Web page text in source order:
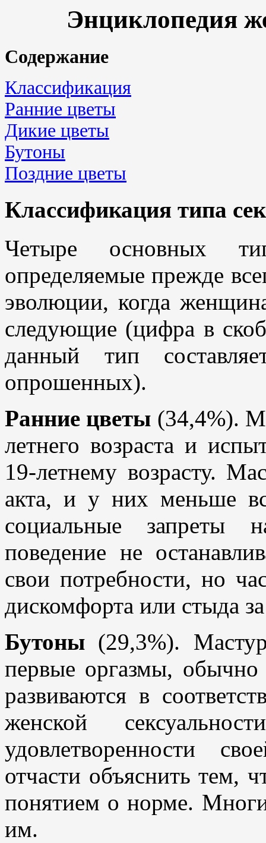
Энциклопедия
Содержание
Классификация
Ранние цветы
Дикие цветы
Бутоны
Поздние цветы
Классификация типа
Четыре основных
определяемые прежде
эволюции, когда
следующие (цифра в
данный тип
опрошенных).
Ранние цветы (34,4%).
летнего возраста и
19-летнему возрасту.
акта, и у них меньше
социальные запреты
поведение не
свои потребности, но
дискомфорта или стыда
Бутоны (29,3%).
первые оргазмы,
развиваются в
женской
удовлетворенности
отчасти объяснить тем,
понятием о норме.
им.